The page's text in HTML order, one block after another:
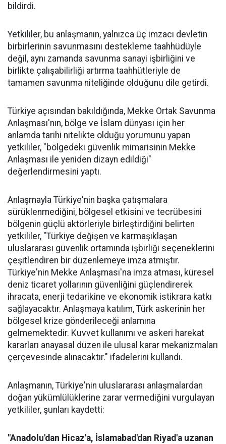
bildirdi.
Yetkililer, bu anlaşmanın, yalnızca üç imzacı devletin
birbirlerinin savunmasını destekleme taahhüdüyle
değil, aynı zamanda savunma sanayi işbirliğini ve
birlikte çalışabilirliği artırma taahhütleriyle de
tamamen savunma niteliğinde olduğunu dile getirdi.
Türkiye açısından bakıldığında, Mekke Ortak Savunma
Anlaşması'nın, bölge ve İslam dünyası için her
anlamda tarihi nitelikte olduğu yorumunu yapan
yetkililer, "bölgedeki güvenlik mimarisinin Mekke
Anlaşması ile yeniden dizayn edildiği"
değerlendirmesini yaptı.
Anlaşmayla Türkiye'nin başka çatışmalara
sürüklenmediğini, bölgesel etkisini ve tecrübesini
bölgenin güçlü aktörleriyle birleştirdiğini belirten
yetkililer, "Türkiye değişen ve karmaşıklaşan
uluslararası güvenlik ortamında işbirliği seçeneklerini
çeşitlendiren bir düzenlemeye imza atmıştır.
Türkiye'nin Mekke Anlaşması'na imza atması, küresel
deniz ticaret yollarının güvenliğini güçlendirerek
ihracata, enerji tedarikine ve ekonomik istikrara katkı
sağlayacaktır. Anlaşmaya katılım, Türk askerinin her
bölgesel krize gönderileceği anlamına
gelmemektedir. Kuvvet kullanımı ve askeri harekat
kararları anayasal düzen ile ulusal karar mekanizmaları
çerçevesinde alınacaktır." ifadelerini kullandı.
Anlaşmanın, Türkiye'nin uluslararası anlaşmalardan
doğan yükümlülüklerine zarar vermediğini vurgulayan
yetkililer, şunları kaydetti:
"Anadolu'dan Hicaz'a, İslamabad'dan Riyad'a uzanan